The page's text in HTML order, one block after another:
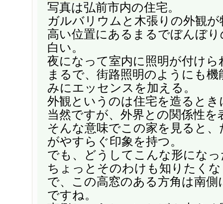
写真は弘前市内の住宅。
ガルバリウムと木張りの外観
高い位置にあるまるでぼんぼ
白い。
夜になって室内に照明が付けら
まるで、街路照明のようにも
みにエッセンスを加える。
外観というのは住宅を造るとき
当然ですが、外界との関係性を
そんな意味でこの家を見ると
がやすらぐ印象を持つ。
でも、どうしてこんな形にな
ちょっとそのわけも知りたく
で、この高窓のある方角は南
ですね。